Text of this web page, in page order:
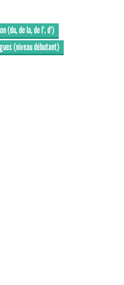
(du, de la, de l', d')
(niveau débutant)